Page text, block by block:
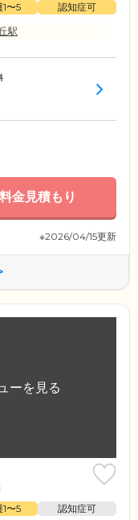
〜5
認知症可
駅
料金見積もり
※2026/04/15更新
〜5
認知症可